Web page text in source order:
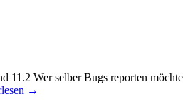
Wer selber Bugs reporten
→